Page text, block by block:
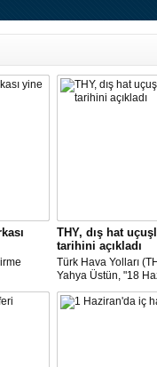
2
THY, dış hat
tarihini açıkladı
Türk Hava Yolları
Yahya Üstün, "18
Avrupa’daki 16
14 noktaya direkt